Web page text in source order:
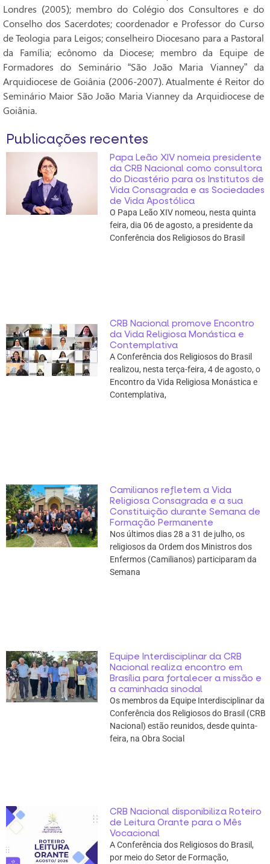
Londres (2005); membro do Colégio dos Consultores e do
Conselho dos Sacerdotes; coordenador e Professor do Curso
de Teologia para Leigos; conselheiro Diocesano para a Pastoral
da Família; ecônomo da Diocese; membro da Equipe de
Formadores do Seminário “São João Maria Vianney” da
Arquidiocese de Goiânia (2006-2007). Atualmente é Reitor do
Seminário Maior São João Maria Vianney da Arquidiocese de
Goiânia.
Publicações recentes
Papa Leão XIV nomeia presidente
da CRB Nacional como consultora
do Dicastério para os Institutos de
Vida Consagrada e as Sociedades
de Vida Apostólica
O Papa Leão XIV nomeou, nesta quinta
feira, dia 06 de agosto, a presidente da
Conferência dos Religiosos do Brasil
CRB Nacional promove Encontro
da Vida Religiosa Monástica e
Contemplativa
A Conferência dos Religiosos do Brasil
realizou, nesta terça-feira, 4 de agosto, o
Encontro da Vida Religiosa Monástica e
Contemplativa,
Camilianos refletem a Vida
Religiosa Consagrada e a sua
Constituição durante Semana de
Formação Permanente
Nos últimos dias 28 a 31 de julho, os
religiosos da Ordem dos Ministros dos
Enfermos (Camilianos) participaram da
Semana
Equipe Interdisciplinar da CRB
Nacional realiza encontro em
Brasília para fortalecer a missão e
a caminhada sinodal
Os membros da Equipe Interdisciplinar da
Conferência dos Religiosos do Brasil (CRB
Nacional) estão reunidos, desde quinta-
feira, na Obra Social
CRB Nacional disponibiliza Roteiro
de Leitura Orante para o Mês
Vocacional
A Conferência dos Religiosos do Brasil,
por meio do Setor de Formação,